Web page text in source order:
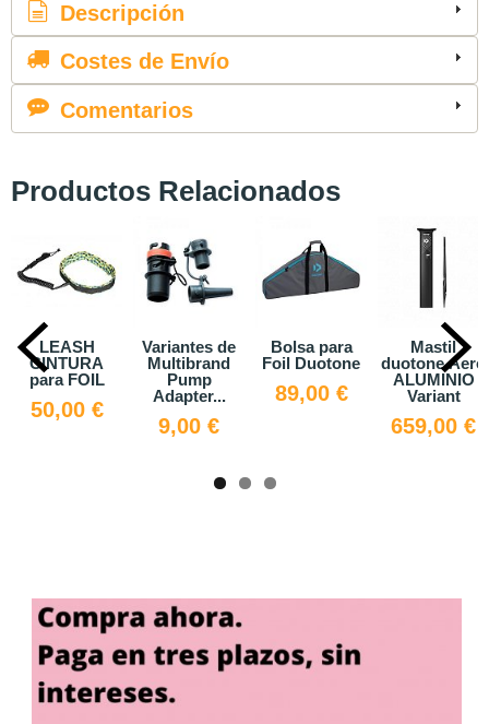
Descripción
Costes de Envío
Comentarios
Productos Relacionados
de
€
Bolsa para
Foil Duotone
89,00 €
Mastil
duotone Aero
Variant
659,00 €
Duotone
TrackNut
Stainless
Steel...
19,00 €